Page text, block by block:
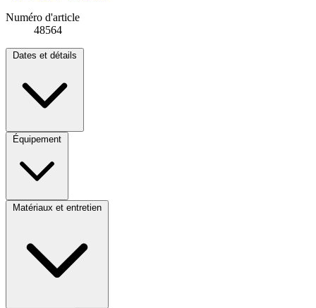
Numéro d'article
48564
Dates et détails
Équipement
Matériaux et entretien